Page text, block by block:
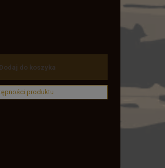
Dodaj do koszyka
produktu